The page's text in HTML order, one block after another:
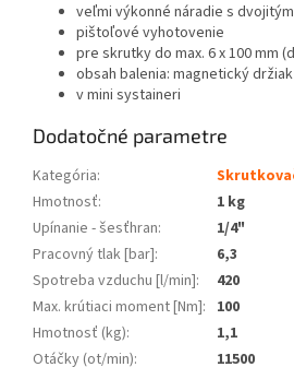
veľmi výkonné náradie s
pištoľové vyhotovenie
pre skrutky do max. 6 x 100 mm
obsah balenia: magnetický
v mini systaineri
Dodatočné parametre
Kategória:
Hmotnosť:
1 kg
Upínanie - šesťhran:
1/4"
Pracovný tlak [bar]:
6,3
Spotreba vzduchu [l/min]:
420
Max. krútiaci moment [Nm]: 100
Hmotnosť (kg):
1,1
Otáčky (ot/min): 11500